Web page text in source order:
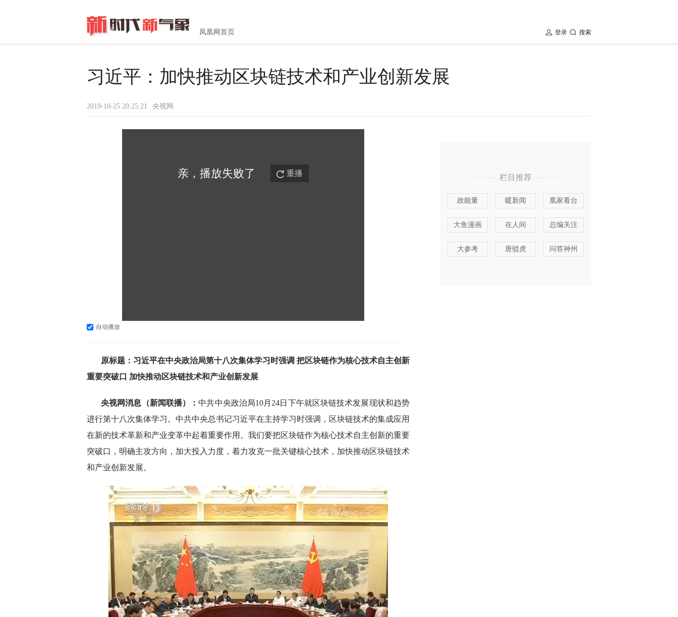
凤凰网首页 搜索
登录
习近平：加快推动区块链技术和产业创新发展
2019-10-25 20:25:21 央视网
亲，播放失败了 重播
自动播放
原标题：习近平在中央政治局第十八次集体学习时强调 把区块链作为核心技术自主创新
重要突破口 加快推动区块链技术和产业创新发展
央视网消息（新闻联播）：中共中央政治局10月24日下午就区块链技术发展现状和趋势
进行第十八次集体学习。中共中央总书记习近平在主持学习时强调，区块链技术的集成应用
在新的技术革新和产业变革中起着重要作用。我们要把区块链作为核心技术自主创新的重要
突破口，明确主攻方向，加大投入力度，着力攻克一批关键核心技术，加快推动区块链技术
和产业创新发展。
栏目推荐
政能量 暖新闻 凰家看台
大鱼漫画 在人间 总编关注
大参考 唐驳虎 问答神州